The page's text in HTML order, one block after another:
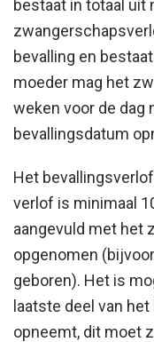
bestaat in totaal uit
bevalling en
moeder mag het
weken voor de dag
bevallingsdatum
Het
verlof is minimaal
aangevuld met het
opgenomen
geboren). Het is
laatste deel van
opneemt, dit moet